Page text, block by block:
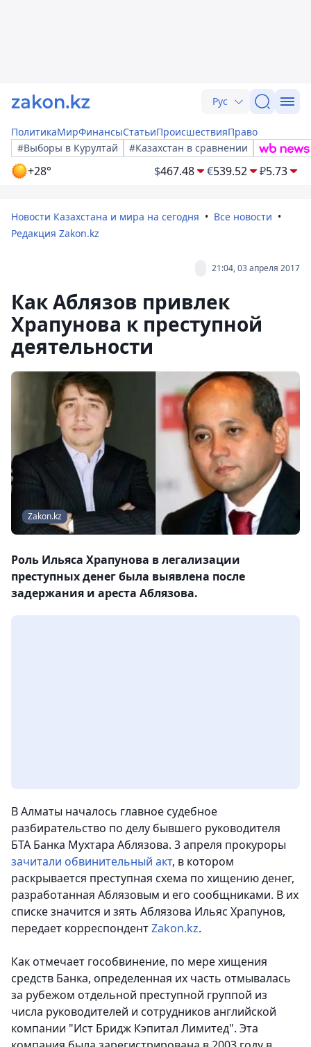
Рус
ПолитикаМирФинансыСтатьиПроисшествияПраво
#Выборы в Курултай
#Казахстан в сравнении
+28° $467.48 €539.52 ₽5.73
Новости Казахстана и мира на сегодня
Все новости
Редакция Zakon.kz
21:04, 03 апреля 2017
Как Аблязов привлек
Храпунова к преступной
деятельности
Zakon.kz
Роль Ильяса Храпунова в легализации
преступных денег была выявлена после
задержания и ареста Аблязова.
В Алматы началось главное судебное
разбирательство по делу бывшего руководителя
БТА Банка Мухтара Аблязова. 3 апреля прокуроры
зачитали обвинительный акт, в котором
раскрывается преступная схема по хищению денег,
разработанная Аблязовым и его сообщниками. В их
списке значится и зять Аблязова Ильяс Храпунов,
передает корреспондентZakon.kz.
Как отмечает гособвинение, по мере хищения
средств Банка, определенная их часть отмывалась
за рубежом отдельной преступной группой из
числа руководителей и сотрудников английской
компании "Ист Бридж Кэпитал Лимитед". Эта